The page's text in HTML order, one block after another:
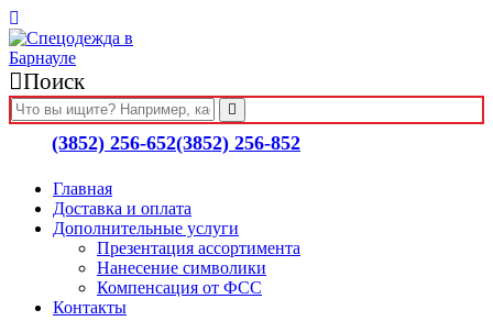
Поиск
(3852) 256-652(3852) 256-852
Главная
Доставка и оплата
Дополнительные услуги
Презентация ассортимента
Нанесение символики
Компенсация от ФСС
Контакты